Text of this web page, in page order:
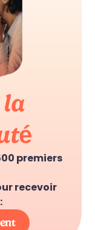
la
premiers
recevoir